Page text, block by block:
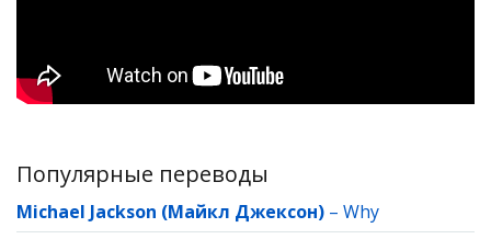
Популярные переводы
Michael Jackson (Майкл Джексон) – Why